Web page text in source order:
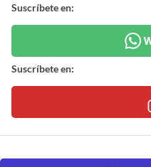
Suscríbete en:
Suscríbete en: